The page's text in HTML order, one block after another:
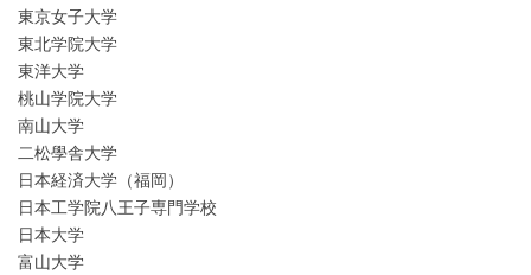
東京女子大学
東北学院大学
東洋大学
桃山学院大学
南山大学
二松學舎大学
日本経済大学（福岡）
日本工学院八王子専門学校
日本大学
富山大学